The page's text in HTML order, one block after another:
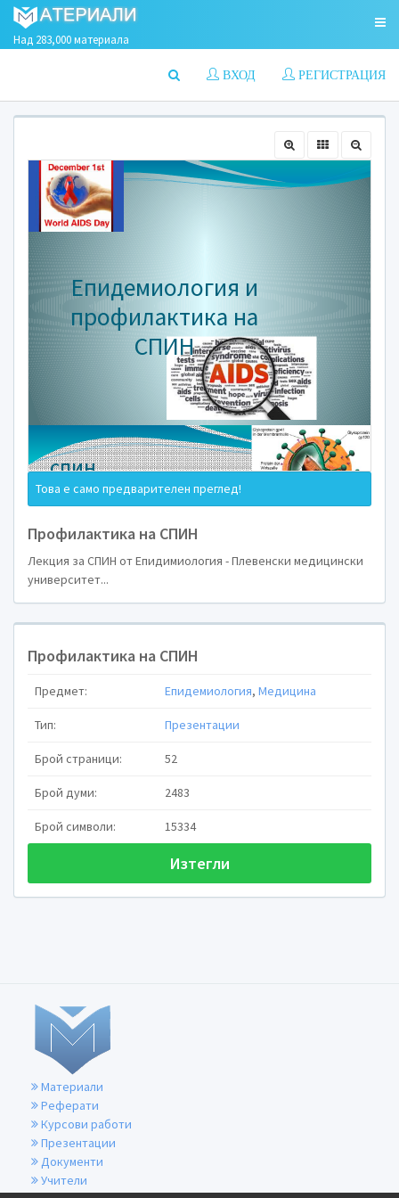
Над 283,000 материала
РЕГИСТРАЦИЯ
ВХОД
СПИН

Това е само предварителен преглед!
Профилактика на СПИН
Лекция за СПИН от Епидимиология - Плевенски медицински
университет...
Профилактика на СПИН
Предмет: Епидемиология, Медицина
Тип: Презентации
Брой страници: 52
Брой думи: 2483
Брой символи: 15334
Изтегли
Материали
Реферати
Курсови работи
Презентации
Документи
Учители